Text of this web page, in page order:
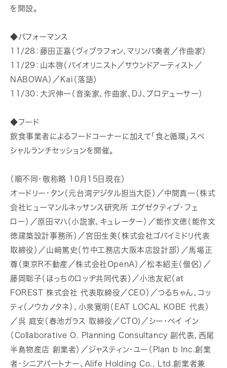
を開設。
◆パフォーマンス
11/28：藤田正嘉（ヴィブラフォン、マリンバ奏者／作曲家）
11/29：山本啓（バイオリニスト／サウンドアーティスト／
NABOWA）／Kai（落語）
11/30：大沢伸一（音楽家、作曲家、DJ、プロデューサー）
◆フード
飲食事業者によるフードコーナーに加えて「食と循環」スペ
シャルランチセッションを開催。
（順不同・敬称略 10月15日現在）
オードリー・タン（元台湾デジタル担当大臣）／中間真一（株式
会社ヒューマンルネッサンス研究所 エグゼクティブ・フェ
ロー）／原田マハ（小説家、キュレーター）／能作文徳（能作文
徳建築設計事務所）／宮田生美（株式会社ゴバイミドリ代表
取締役）／山﨑篤史（竹中工務店大阪本店設計部）／馬場正
尊（東京R不動産／株式会社OpenA）／松本紹圭（僧侶）／
藤岡聡子（ほっちのロッヂ共同代表）／小池友紀（at
FOREST 株式会社 代表取締役／CEO）／つるちゃん、コッ
ティ（ノウカノタネ）、小泉寛明（EAT LOCAL KOBE 代表）
／呉 庭安（春池ガラス 取締役／CTO)／シー・ペイ イン
（Collaborative O. Planning Consultancy 副代表、西尾
半島物産店 創業者）／ジャスティン・ユー（Plan b Inc.創業
者・シニアパートナー、Alife Holding Co., Ltd.創業者兼